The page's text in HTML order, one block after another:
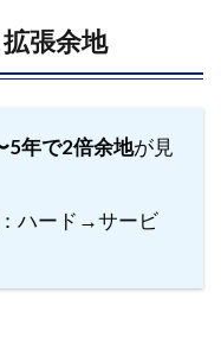
張余地
5年で2倍余地が見
ハード→サービ